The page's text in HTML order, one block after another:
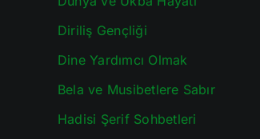
Diriliş Gençliği
Dine Yardımcı Olmak
Bela ve Musibetlere Sabır
Hadisi Şerif Sohbetleri